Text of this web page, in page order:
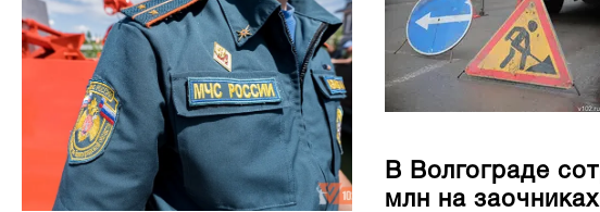
В Волгограде
млн на заочниках